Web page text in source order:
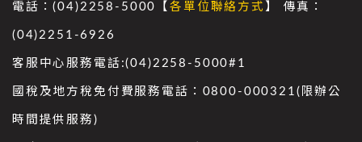
電話：(04)2258-5000【各單位聯絡方式 】 傳真：
(04)2251-6926
客服中心服務電話:(04)2258-5000#1
國稅及地方稅免付費服務電話：0800-000321(限辦公
時間提供服務)